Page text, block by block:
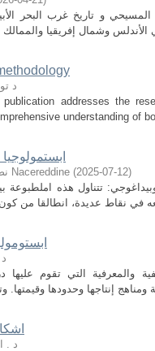
المسيحي و تاريخ غرب البحر
د
addresses the
understanding of
مزاري MAZARI, نصر الدين Nacereddine (2025-07-12)
تتناول هذه املطبوعة
والمعرفية التي تقوم عليها
د .